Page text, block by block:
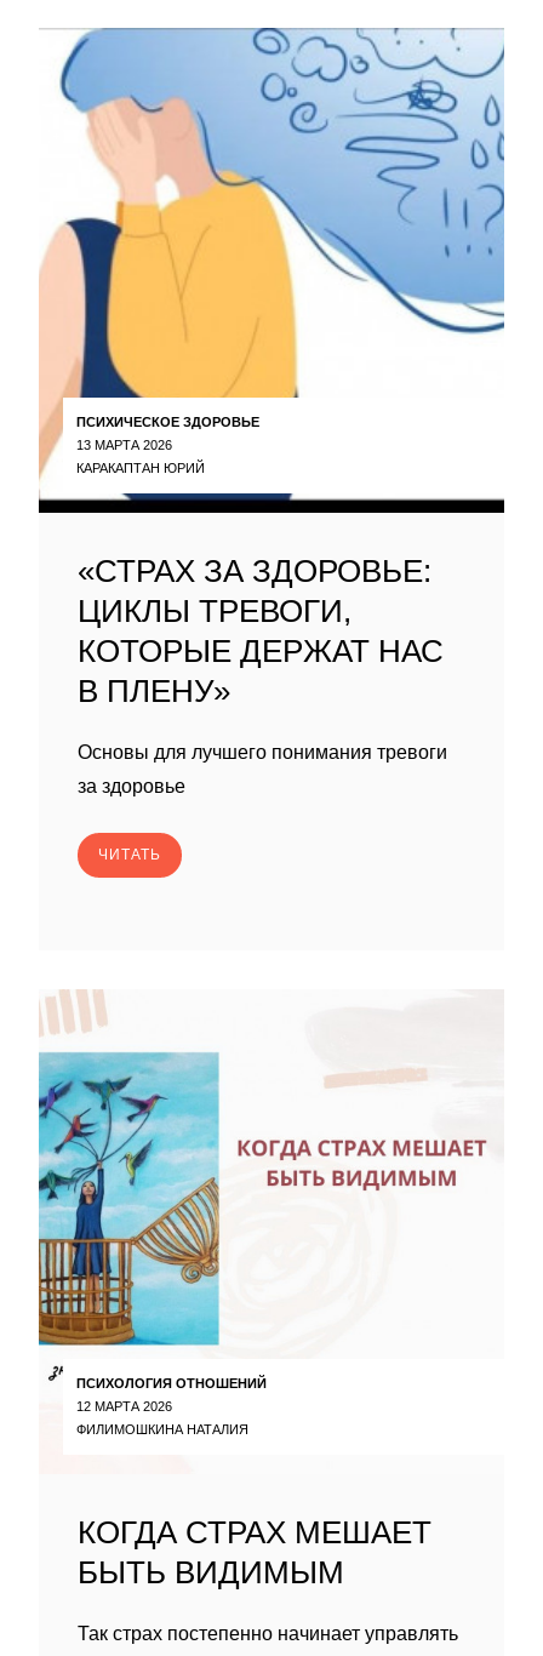
ПСИХИЧЕСКОЕ ЗДОРОВЬЕ
13 МАРТА 2026
КАРАКАПТАН ЮРИЙ
«СТРАХ ЗА ЗДОРОВЬЕ:
ЦИКЛЫ ТРЕВОГИ,
КОТОРЫЕ ДЕРЖАТ НАС
В ПЛЕНУ»
Основы для лучшего понимания тревоги
за здоровье
ЧИТАТЬ
ПСИХОЛОГИЯ ОТНОШЕНИЙ
12 МАРТА 2026
ФИЛИМОШКИНА НАТАЛИЯ
КОГДА СТРАХ МЕШАЕТ
БЫТЬ ВИДИМЫМ
Так страх постепенно начинает управлять